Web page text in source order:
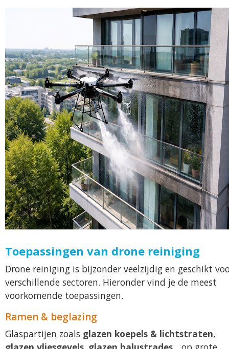
Toepassingen van drone reiniging
Drone reiniging is bijzonder veelzijdig en geschikt
verschillende sectoren. Hieronder vind je de meest
voorkomende toepassingen.
Ramen & beglazing
Glaspartijen zoals glazen koepels & lichtstraten,